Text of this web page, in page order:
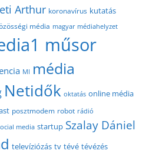
Arthur koronavírus kutatás
média magyar médiahelyzet
műsor
MI média
Netidők oktatás online média
posztmodem robot rádió
media startup Szalay Dániel
televíziózás tv tévé tévézés